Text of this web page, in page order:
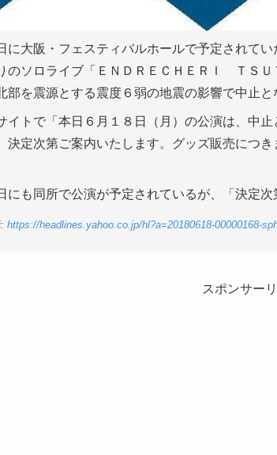
に大阪・フェスティバルホールで予定されて
のソロライブ「ＥＮＤＲＥＣＨＥＲＩ ＴＳ
部を震源とする震度６弱の地震の影響で中止と
イトで「本日６月１８日（月）の公演は、中
決定次第ご案内いたします。グッズ販売につ
にも同所で公演が予定されているが、「決定次
https://headlines.yahoo.co.jp/hl?a=20180618-00000168-
スポンサー